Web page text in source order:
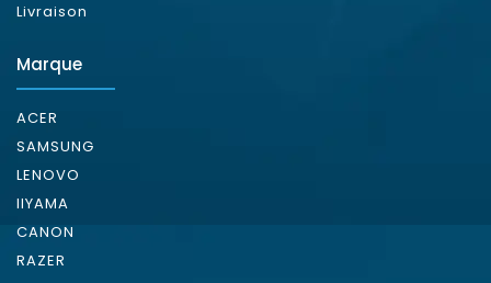
Livraison
Marque
ACER
SAMSUNG
LENOVO
IIYAMA
CANON
RAZER